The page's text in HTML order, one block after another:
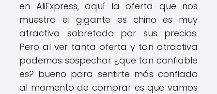
en AliExpress, aquí la oferta que nos
muestra el gigante es chino es muy
atractiva sobretodo por sus precios.
Pero al ver tanta oferta y tan atractiva
podemos sospechar ¿que tan confiable
es? bueno para sentirte más confiado
al momento de comprar es que vamos